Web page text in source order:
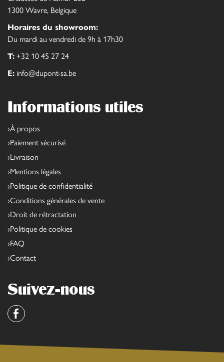
1300 Wavre, Belgique
Horaires du showroom:
Du mardi au vendredi de 9h à 17h30
T: +32 10 45 27 24
E: info@dupont-sa.be
Informations utiles
À propos
Paiement sécurisé
Livraison
Mentions légales
Politique de confidentialité
Conditions générales de vente
Droit de rétractation
Politique de cookies
FAQ
Contact
Suivez-nous
Facebook